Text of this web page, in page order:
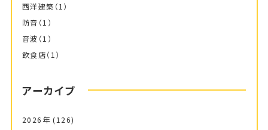
西洋建築 （1）
防音 （1）
音波 （1）
飲食店（1）
アーカイブ
2026年 (126)